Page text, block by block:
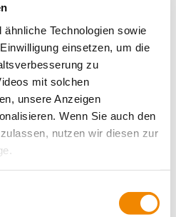
Technologien sowie
einsetzen, um die
zu
mit solchen
unsere Anzeigen
Wenn Sie auch den
nutzen wir diesen zur
IP-Adresse und
Zeitschrift „Brigitte“ zu
für Frauen in Deutschland
dabei zählten die
und Beruf, die Flexibilität
Unternehmen getroffene
der Stellenwert
sowie der Anteil
von Frau
profitieren. Allerdings
Sicht einen stärkeren